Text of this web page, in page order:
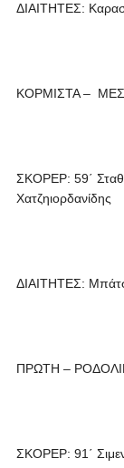
ΔΙΑΙΤΗΤΕΣ:
ΚΟΡΜΙΣΤΑ –
ΣΚΟΡΕΡ: 59΄
Χατζηιορδανίδης
ΔΙΑΙΤΗΤΕΣ:
ΠΡΩΤΗ –
ΣΚΟΡΕΡ: 91΄